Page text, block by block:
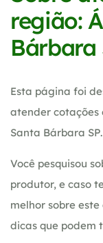
região:
Bárbara
Esta página foi
atender cotações
Santa Bárbara SP.
Você pesquisou
produtor, e caso
melhor sobre este
dicas que podem